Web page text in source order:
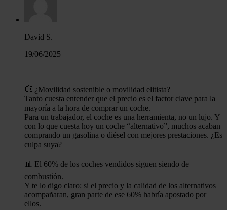
David S.
19/06/2025
💥 ¿Movilidad sostenible o movilidad elitista?
Tanto cuesta entender que el precio es el factor clave para la
mayoría a la hora de comprar un coche.
Para un trabajador, el coche es una herramienta, no un lujo. Y
con lo que cuesta hoy un coche “alternativo”, muchos acaban
comprando un gasolina o diésel con mejores prestaciones. ¿Es
culpa suya?
📊 El 60% de los coches vendidos siguen siendo de
combustión.
Y te lo digo claro: si el precio y la calidad de los alternativos
acompañaran, gran parte de ese 60% habría apostado por
ellos.